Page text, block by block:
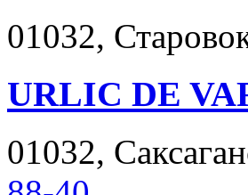
01032,
URLIC DE
01032,